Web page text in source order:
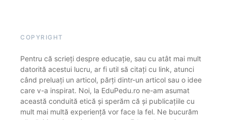
COPYRIGHT
Pentru că scrieți despre educație, sau cu atât mai mult
datorită acestui lucru, ar fi util să citați cu link, atunci
când preluați un articol, părți dintr-un articol sau o idee
care v-a inspirat. Noi, la EduPedu.ro ne-am asumat
această conduită etică și sperăm că și publicațiile cu
mult mai multă experiență vor face la fel. Ne bucurăm